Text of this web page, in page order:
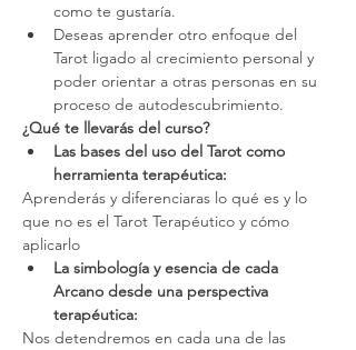
como te gustaría.
Deseas aprender otro enfoque del
Tarot ligado al crecimiento personal y
poder orientar a otras personas en su
proceso de autodescubrimiento.
¿Qué te llevarás del curso?
Las bases del uso del Tarot como
herramienta terapéutica:
Aprenderás y diferenciaras lo qué es y lo
que no es el Tarot Terapéutico y cómo
aplicarlo
La simbología y esencia de cada
Arcano desde una perspectiva
terapéutica:
Nos detendremos en cada una de las